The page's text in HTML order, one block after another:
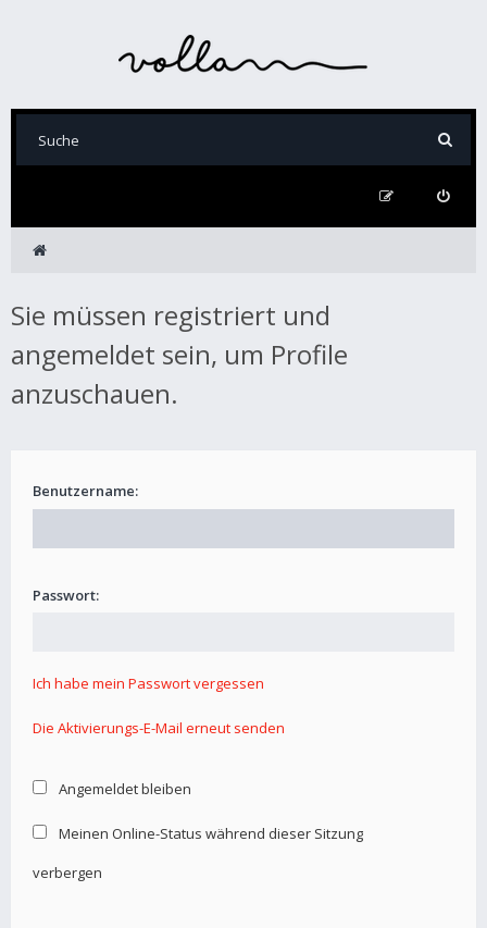
Sie müssen registriert und
angemeldet sein, um Profile
anzuschauen.
Benutzername:
Passwort:
Ich habe mein Passwort vergessen
Die Aktivierungs-E-Mail erneut senden
Angemeldet bleiben
Meinen Online-Status während dieser Sitzung
verbergen